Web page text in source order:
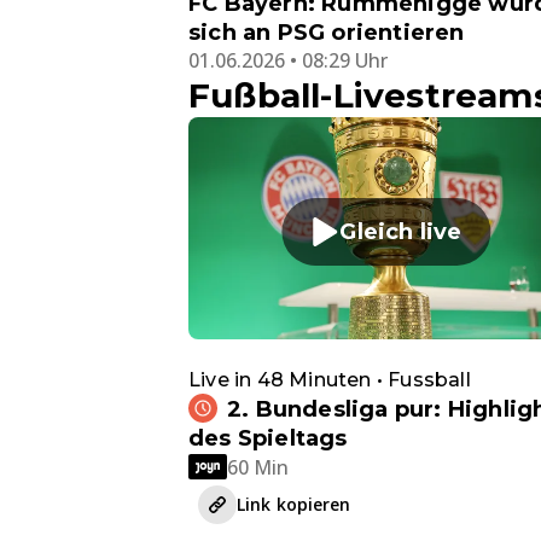
sich an PSG orientieren
01.06.2026 • 08:29 Uhr
Fußball-
Gleich live
Live in 48 Minuten • Fussball
2. Bundesliga pur:
des Spieltags
60 Min
Link kopieren